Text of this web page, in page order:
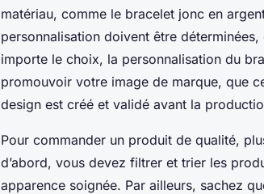
matériau, comme le bracelet jonc en
personnalisation doivent être
importe le choix, la personnalisation du
promouvoir votre image de marque, que
design est créé et validé avant la
Pour commander un produit de qualité,
d’abord, vous devez filtrer et trier les
apparence soignée. Par ailleurs, sachez